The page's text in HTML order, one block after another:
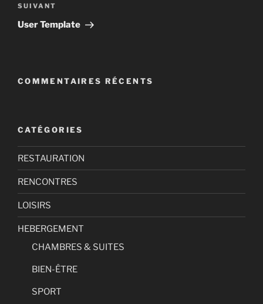
Article
suivant
SUIVANT
User Template
COMMENTAIRES RÉCENTS
CATÉGORIES
RESTAURATION
RENCONTRES
LOISIRS
HEBERGEMENT
CHAMBRES & SUITES
BIEN-ÊTRE
SPORT